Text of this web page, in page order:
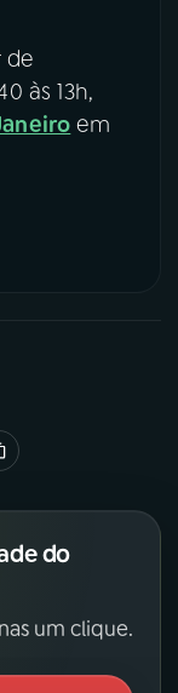
de
às 13h,
em
do
um clique.